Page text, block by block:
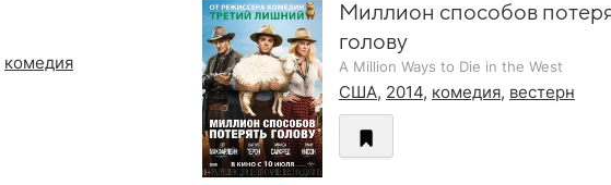
комедия
Миллион способов
голову
A Million Ways to Die in the West
США, 2014, комедия, вестерн